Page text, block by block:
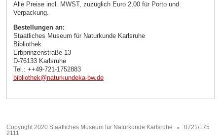
Alle Preise incl. MWST, zuzüglich Euro 2,00 für Porto und
Verpackung.
Bestellungen an:
Staatliches Museum für Naturkunde Karlsruhe
Bibliothek
Erbprinzenstraße 13
D-76133 Karlsruhe
Tel.: ++49-721-1752883
bibliothek@naturkundeka-bw.de
Copyright 2020 Staatliches Museum für Naturkunde Karlsruhe
0721/175
2111